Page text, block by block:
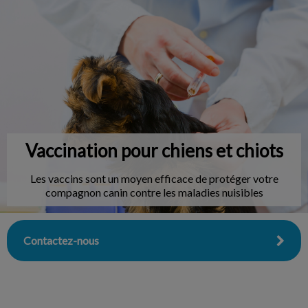
IvcPractices.HeaderNav.Search.Label
Envoyer
Vaccination pour chiens et chiots
Les vaccins sont un moyen efficace de protéger votre
compagnon canin contre les maladies nuisibles
Contactez-nous